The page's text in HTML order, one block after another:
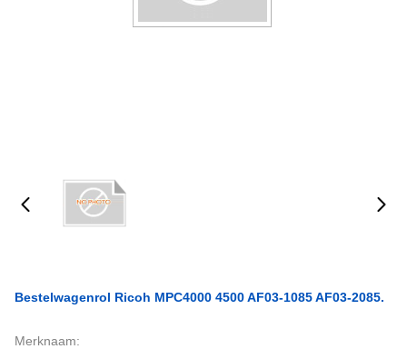
Bestelwagenrol Ricoh MPC4000 4500 AF03-1085 AF03-2085.
Merknaam: